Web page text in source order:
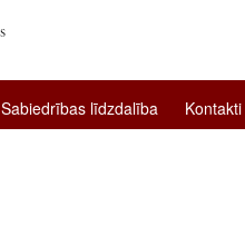
Sabiedrības līdzdalība Kontakti